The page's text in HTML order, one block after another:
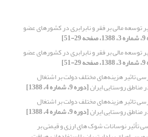
توسعه مالی بر فقر و نابرابری در کشورهای عضو
توسعه مالی بر فقر و نابرابری در کشورهای عضو
تاثیر هزینه‌های مختلف دولت بر اشتغال
مناطق روستایی ایران[دوره 9، شماره 4، 1388]
تاثیر هزینه‌های مختلف دولت بر اشتغال
مناطق روستایی ایران[دوره 9، شماره 4، 1388]
تأثیر نوسانات شوک های ارزی و قیمتی بر